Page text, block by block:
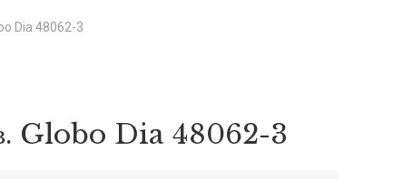
Dia 48062-3
Globo Dia 48062-3